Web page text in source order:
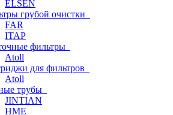
ELSEN
грубой очистки
FAR
ITAP
фильтры
Atoll
для фильтров
Atoll
трубы
JINTIAN
HME